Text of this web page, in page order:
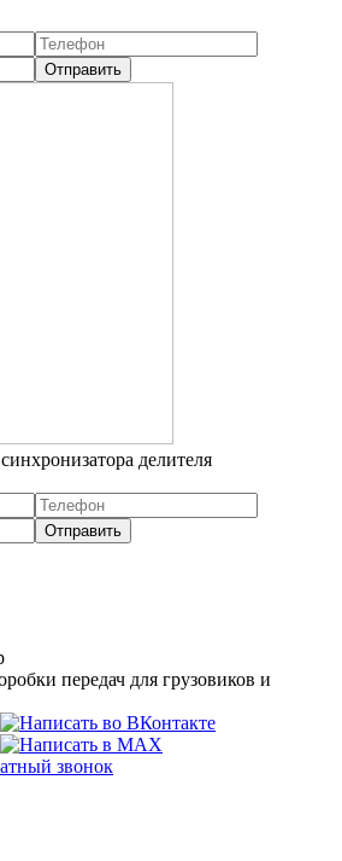
делителя
передач для грузовиков и
звонок